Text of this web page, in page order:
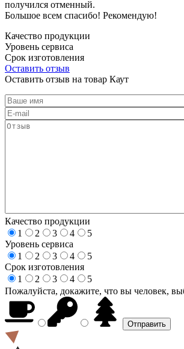
получился отменный.
Большое всем спасибо! Рекомендую!
Качество продукции
Уровень сервиса
Срок изготовления
Оставить отзыв
Оставить отзыв на товар Каут
Качество продукции
1
2 3 4
5
Уровень сервиса
1
2 3 4
5
Срок изготовления
1
2 3 4
5
Пожалуйста, докажите, что вы человек,